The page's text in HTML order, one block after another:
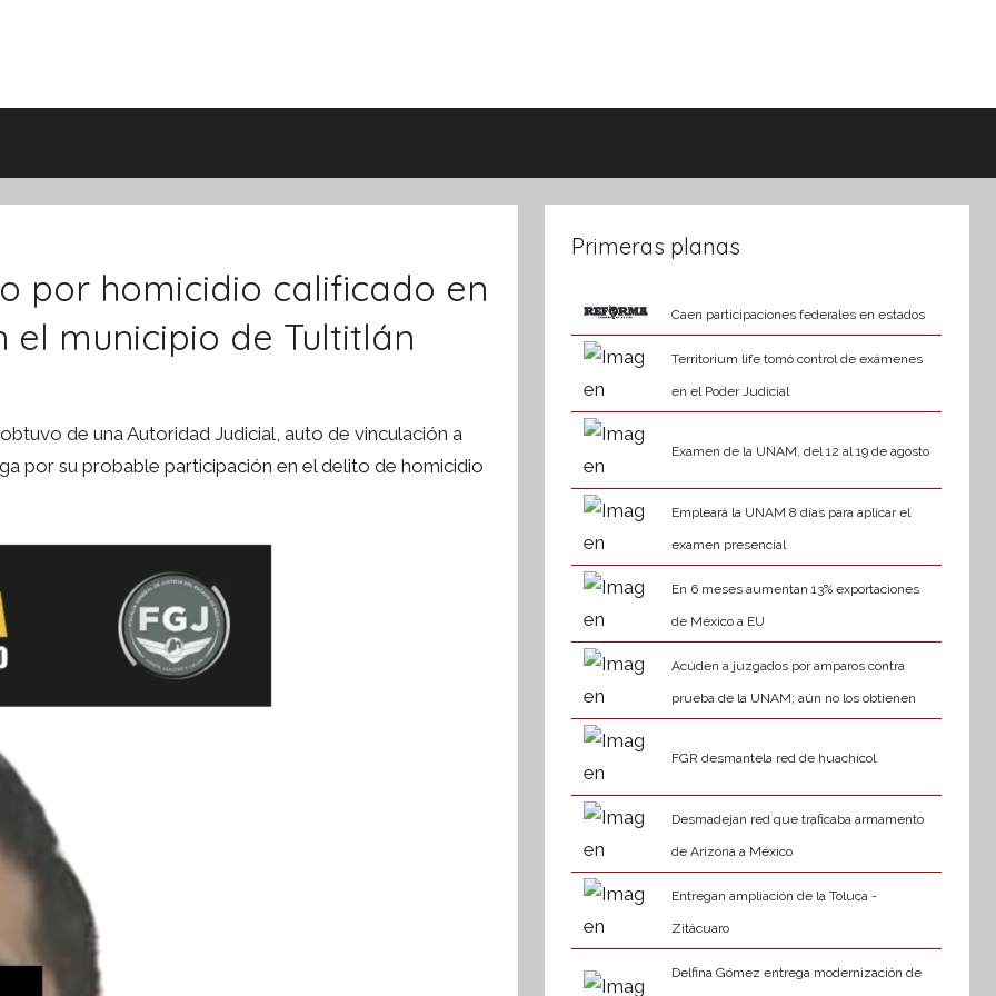
por homicidio calificado en
municipio de Tultitlán
de una Autoridad Judicial, auto de vinculación a
por su probable participación en el delito de homicidio
Primeras planas
Caen participaciones federales en estados
Territorium life tomó control de exámenes
en el Poder Judicial
Examen de la UNAM, del 12 al 19 de agosto
Empleará la UNAM 8 días para aplicar el
examen presencial
En 6 meses aumentan 13% exportaciones
de México a EU
Acuden a juzgados por amparos contra
prueba de la UNAM; aún no los obtienen
FGR desmantela red de huachicol
Desmadejan red que traficaba armamento
de Arizona a México
Entregan ampliación de la Toluca -
Zitácuaro
Delfina Gómez entrega modernización de